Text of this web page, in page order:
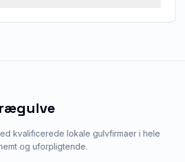
kvalificerede lokale gulvfirmaer i hele
og uforpligtende.